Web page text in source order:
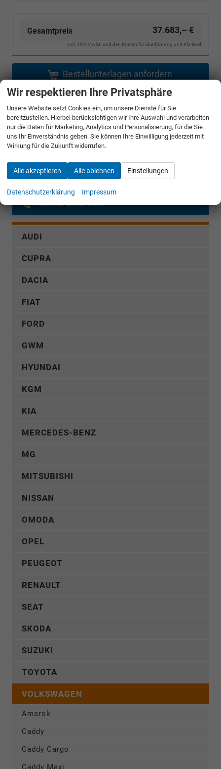
Gesamtpreis 37.683,– €
incl. 19% MwSt. und den Kosten für Überführung und Kfz-Brief
Bestellunterlagen anfordern
Angebot anfordern
Merken
Jetzt anrufen
Fahrzeugnr.
Rückruf anfordern
AUDI
CUPRA
DACIA
FIAT
FORD
GWM
HYUNDAI
KGM
KIA
MERCEDES-BENZ
MG
MITSUBISHI
NISSAN
OMODA
OPEL
PEUGEOT
RENAULT
SEAT
SKODA
SUZUKI
TOYOTA
VOLKSWAGEN
Amarok
Caddy
Caddy Cargo
Caddy Maxi
Wir respektieren Ihre Privatsphäre
Unsere Website setzt Cookies ein, um unsere Dienste für Sie
bereitzustellen. Hierbei berücksichtigen wir Ihre Auswahl und verarbeiten
nur die Daten für Marketing, Analytics und Personalisierung, für die Sie
uns Ihr Einverständnis geben. Sie können Ihre Einwilligung jederzeit mit
Wirkung für die Zukunft widerrufen.
Alle akzeptieren Alle ablehnen Einstellungen
Datenschutzerklärung Impressum